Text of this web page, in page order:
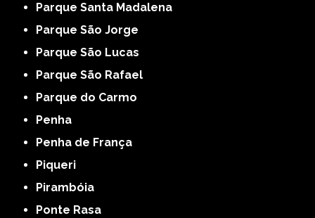
Parque Santa Madalena
Parque São Jorge
Parque São Lucas
Parque São Rafael
Parque do Carmo
Penha
Penha de França
Piqueri
Pirambóia
Ponte Rasa